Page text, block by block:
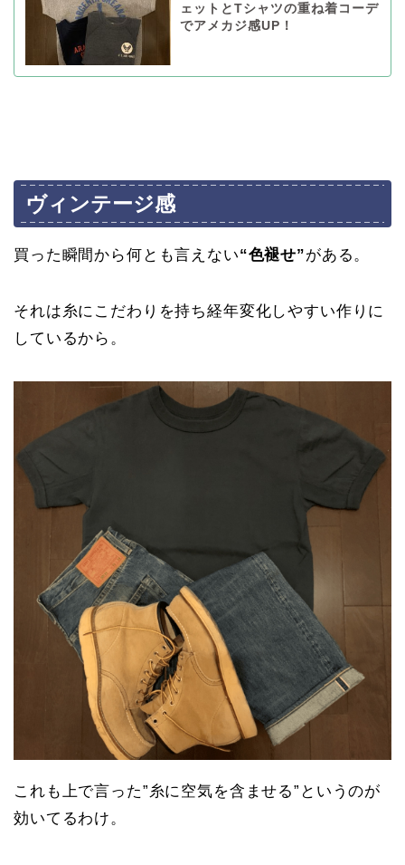
ェットとTシャツの重ね着コーデ
でアメカジ感UP！
ヴィンテージ感
買った瞬間から何とも言えない“色褪せ”がある。
それは糸にこだわりを持ち経年変化しやすい作りに
しているから。
これも上で言った”糸に空気を含ませる”というのが
効いてるわけ。